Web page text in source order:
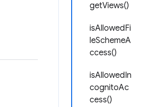
getViews()
isAllowedFi
leSchemeA
ccess()
isAllowedIn
cognitoAc
cess()